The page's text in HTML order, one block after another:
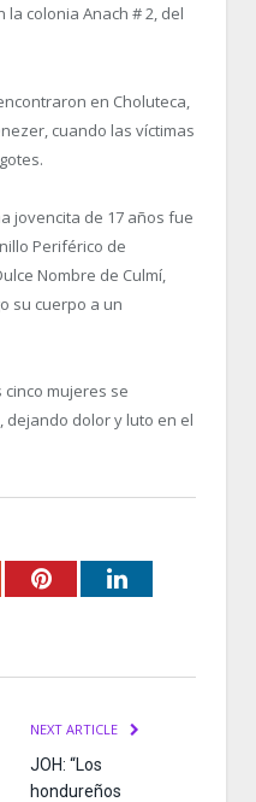
colonia Anach # 2, del
en Choluteca,
cuando las víctimas
jovencita de 17 años fue
Periférico de
Nombre de Culmí,
su cuerpo a un
mujeres se
dejando dolor y luto en el
PinterestLinkedIn
NEXT ARTICLE
JOH: “Los
hondureños